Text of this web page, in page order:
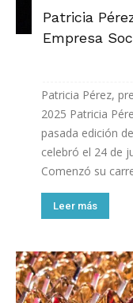
Patricia
Empresa
Patricia Pérez,
2025 Patricia
pasada edición
celebró el 24 de
Comenzó su
Leer más